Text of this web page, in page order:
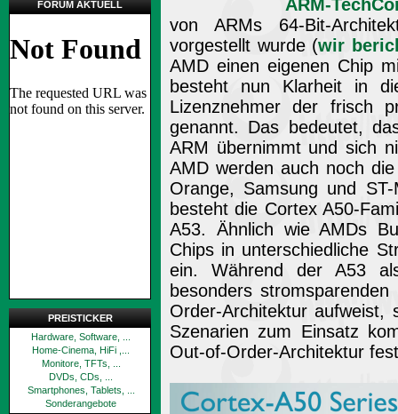
FORUM AKTUELL
PREISTICKER
Hardware, Software, ...
Home-Cinema, HiFi ,...
Monitore, TFTs, ...
DVDs, CDs, ...
Smartphones, Tablets, ...
Sonderangebote
ARM-
von ARMs 64-Bit-
vorgestellt wurde (wir
AMD einen eigenen Chip
besteht nun Klarheit in
Lizenznehmer der frisch
genannt. Das bedeutet,
ARM übernimmt und sich
AMD werden auch noch
Orange, Samsung und
besteht die Cortex A50-
A53. Ähnlich wie AMDs
Chips in unterschiedliche
ein. Während der A53
besonders
Order-Architektur aufweist,
Szenarien zum Einsatz
Out-of-Order-Architektur